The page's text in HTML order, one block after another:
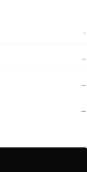
→
→
→
→